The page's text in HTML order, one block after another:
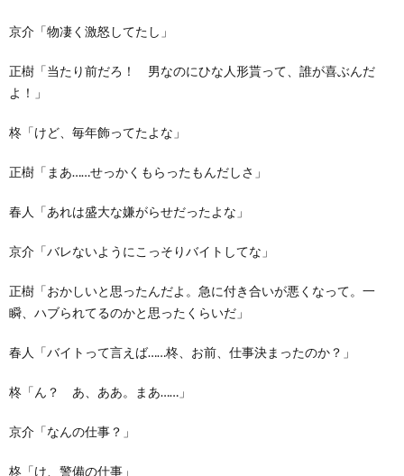
京介「物凄く激怒してたし」
正樹「当たり前だろ！ 男なのにひな人形貰って、誰が喜ぶんだ
よ！」
柊「けど、毎年飾ってたよな」
正樹「まあ……せっかくもらったもんだしさ」
春人「あれは盛大な嫌がらせだったよな」
京介「バレないようにこっそりバイトしてな」
正樹「おかしいと思ったんだよ。急に付き合いが悪くなって。一
瞬、ハブられてるのかと思ったくらいだ」
春人「バイトって言えば……柊、お前、仕事決まったのか？」
柊「ん？ あ、ああ。まあ……」
京介「なんの仕事？」
柊「け、警備の仕事」